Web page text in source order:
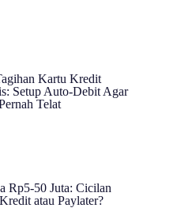
Kartu Kredit
Setup Auto-Debit Agar
Telat
Rp5-50 Juta: Cicilan
atau Paylater?